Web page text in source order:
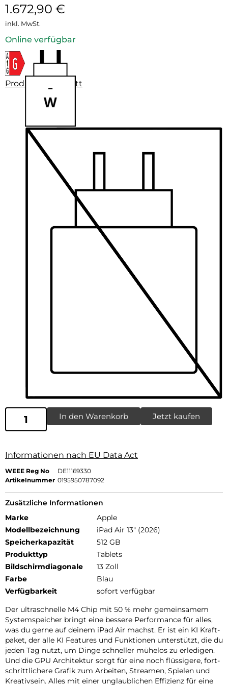
1.672,90 €
inkl. MwSt.
Online verfügbar
Produktdatenblatt
In den Warenkorb Jetzt kaufen
Informationen nach EU Data Act
WEEE Reg No
DE11169330
Artikelnummer 0195950787092
Zusätzliche Informationen
Marke
Apple
Modellbezeichnung
iPad Air 13" (2026)
Speicherkapazität
512 GB
Produkttyp
Tablets
Bildschirmdiagonale
13 Zoll
Farbe
Blau
Verfügbarkeit
sofort verfügbar
Der ultra­schnelle M4 Chip mit 50 % mehr gemein­samem
Systemspeicher bringt eine bessere Per­for­mance für alles,
was du gerne auf deinem iPad Air machst. Er ist ein KI Kraft­
paket, der alle KI Features und Funk­tionen unter­stützt, die du
jeden Tag nutzt, um Dinge schneller mühelos zu erle­digen.
Und die GPU Archi­tektur sorgt für eine noch flüssigere, fort­
schritt­lichere Grafik zum Arbeiten, Streamen, Spielen und
Kreativ­sein. Alles mit einer unglaub­lichen Effizienz für eine